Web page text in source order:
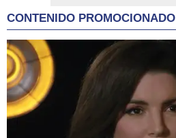
CONTENIDO PROMOCIONADO